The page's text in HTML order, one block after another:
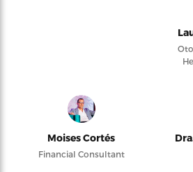
Moises Cortés
Financial Consultant